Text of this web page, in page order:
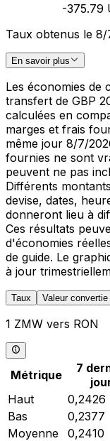
-375.79
Taux obtenus le
En savoir plus
Les économies de
transfert de GBP
calculées en
marges et frais
même jour 8/7/
fournies ne sont
peuvent ne pas
Différents
devise, dates,
donneront lieu à
Ces résultats
d'économies
de guide. Le
à jour
Taux Valeur convertie
1 ZMW vers RON
Métrique
7
Haut
0,2426
Bas
0,2377
Moyenne
0,2410